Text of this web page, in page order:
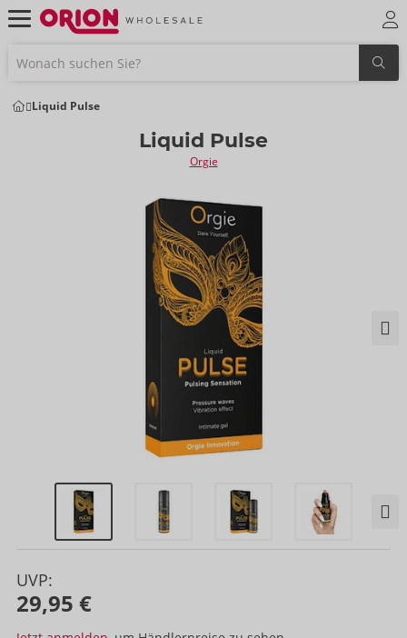
Liquid Pulse
Liquid Pulse
Orgie
UVP:
29,95 €